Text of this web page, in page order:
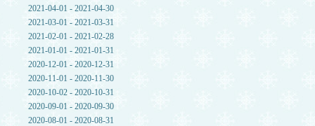
2021-04-01 - 2021-04-30
2021-03-01 - 2021-03-31
2021-02-01 - 2021-02-28
2021-01-01 - 2021-01-31
2020-12-01 - 2020-12-31
2020-11-01 - 2020-11-30
2020-10-02 - 2020-10-31
2020-09-01 - 2020-09-30
2020-08-01 - 2020-08-31